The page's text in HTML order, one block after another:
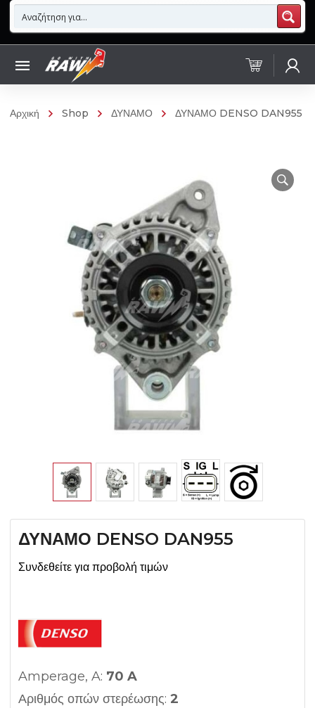
Αρχική Shop ΔΥΝΑΜΟ ΔΥΝΑΜΟ DENSO DAN955
ΔΥΝΑΜΟ DENSO DAN955
Συνδεθείτε για προβολή τιμών
Amperage, A: 70 A
Αριθμός οπών στερέωσης: 2